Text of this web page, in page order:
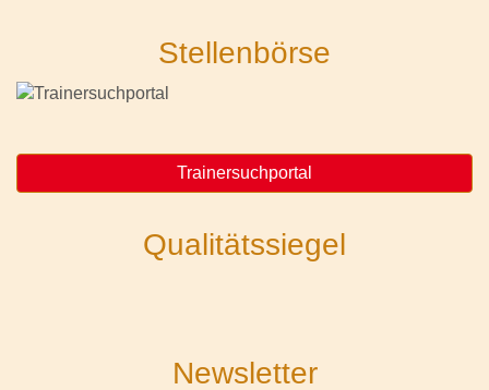
Stellenbörse
Trainersuchportal
Qualitätssiegel
Newsletter